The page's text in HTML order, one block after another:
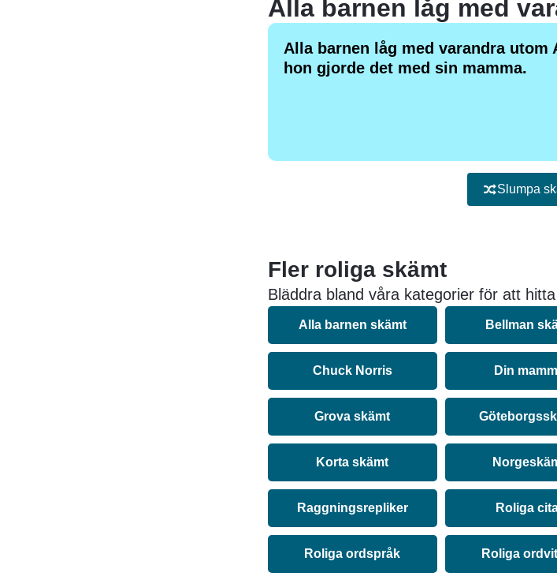
Alla barnen låg med varandra utom
hon gjorde det med sin mamma.
Slumpa
Fler roliga skämt
Bläddra bland våra kategorier för att
Alla barnen skämt Bellman
Chuck Norris Din
Grova skämt
Korta skämt
Raggningsrepliker Roliga
Roliga ordspråk Roliga